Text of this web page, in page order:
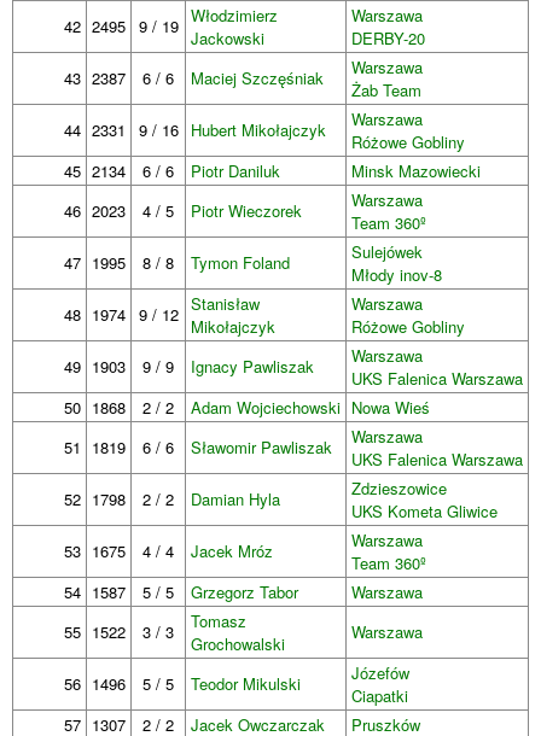
42 2495 9 / 19 Włodzimierz
Jackowski
Warszawa
DERBY-20
43 2387 6 / 6 Maciej Szczęśniak
Warszawa
Żab Team
44 2331 9 / 16 Hubert Mikołajczyk
Warszawa
Różowe Gobliny
45 2134 6 / 6 Piotr Daniluk
Minsk Mazowiecki
46 2023 4 / 5 Piotr Wieczorek
Warszawa
Team 360º
47 1995 8 / 8 Tymon Foland
Sulejówek
Młody inov-8
48 1974 9 / 12 Stanisław
Mikołajczyk
Warszawa
Różowe Gobliny
49 1903 9 / 9 Ignacy Pawliszak
Warszawa
UKS Falenica Warszawa
50 1868 2 / 2 Adam Wojciechowski Nowa Wieś
51
1819 6 / 6 Sławomir Pawliszak
Warszawa
UKS Falenica Warszawa
52 1798 2 / 2 Damian Hyla
Zdzieszowice
UKS Kometa Gliwice
53 1675 4 / 4 Jacek Mróz
Warszawa
Team 360º
54 1587 5 / 5 Grzegorz Tabor
Warszawa
55 1522 3 / 3
Tomasz
Grochowalski
Warszawa
56 1496 5 / 5 Teodor Mikulski
Józefów
Ciapatki
57 1307 2 / 2 Jacek Owczarczak Pruszków